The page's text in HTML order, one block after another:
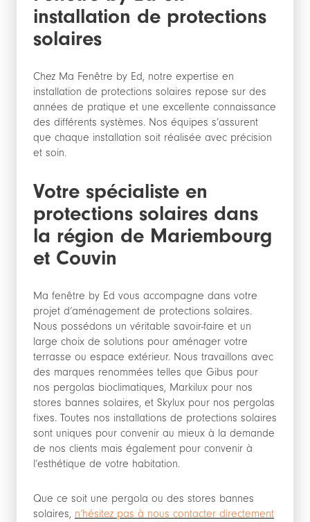
installation de protections
solaires
Chez Ma Fenêtre by Ed, notre expertise en
installation de protections solaires repose sur des
années de pratique et une excellente connaissance
des différents systèmes. Nos équipes s’assurent
que chaque installation soit réalisée avec précision
et soin.
Votre spécialiste en
protections solaires dans
la région de Mariembourg
et Couvin
Ma fenêtre by Ed vous accompagne dans votre
projet d’aménagement de protections solaires.
Nous possédons un véritable savoir-faire et un
large choix de solutions pour aménager votre
terrasse ou espace extérieur. Nous travaillons avec
des marques renommées telles que Gibus pour
nos pergolas bioclimatiques, Markilux pour nos
stores bannes solaires, et Skylux pour nos pergolas
fixes. Toutes nos installations de protections solaires
sont uniques pour convenir au mieux à la demande
de nos clients mais également pour convenir à
l’esthétique de votre habitation.
Que ce soit une pergola ou des stores bannes
solaires, n’hésitez pas à nous contacter directement